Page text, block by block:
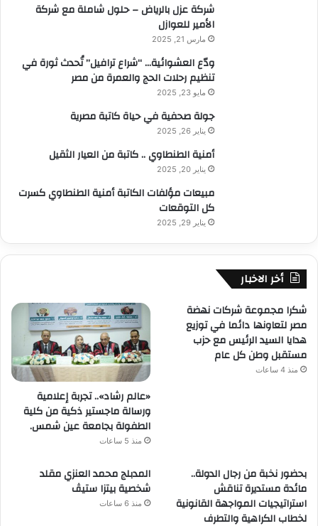
شركة عزل بالرياض – حلول شاملة مع شركة
الأمير للعوازل
مارس 21, 2025
ودّع العشوائية… “شراع ترافيل” تُحدث ثورة في
تنظيم رحلات الحج والعمرة من مصر
مايو 23, 2025
جولة صحفية في حياة كاتبة مصرية
يناير 26, 2025
أمنية الطنطاوي .. كاتبة من العيار الثقيل
يناير 20, 2025
مبيعات مؤلفات الكاتبة أمنية الطنطاوي كسرت
كل التوقعات
يناير 29, 2025
أخر الاخبار
شكرا مجموعة شركات نهضة
مصر لتعاونها دائما في توزيع
هدايا السيد الرئيس مع حزب
مستقبل وطن كل عام
منذ 4 ساعات
«عالم رشاد».. تجربة إعلامية
ورسالة ماجستير ذكية من كلية
الطفولة بجامعة عين شمس.
منذ 5 ساعات
بحضور نخبة من رجال الدولة..
مائدة مستديرة تناقش
استراتيجيات المواجهة القانونية
لخطاب الكراهية والتطرف
المدبلج محمد العنزي مقلد
شخصية بيتزا ستيڤ
منذ 6 ساعات